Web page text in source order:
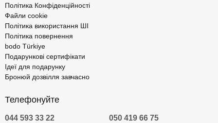
Політика Конфіденційності
Файли cookie
Політика використання ШІ
Політика повернення
bodo Türkiye
Подарункові сертифікати
Ідеї для подарунку
Бронюй дозвілля завчасно
Телефонуйте
044 593 33 22 050 419 66 75